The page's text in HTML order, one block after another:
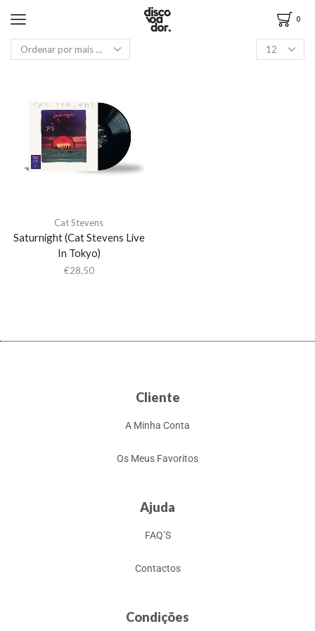
0
Cat Stevens
Saturnight (Cat Stevens Live
In Tokyo)
€28,50
Cliente
A Minha Conta
Os Meus Favoritos
Ajuda
FAQ’S
Contactos
Condições